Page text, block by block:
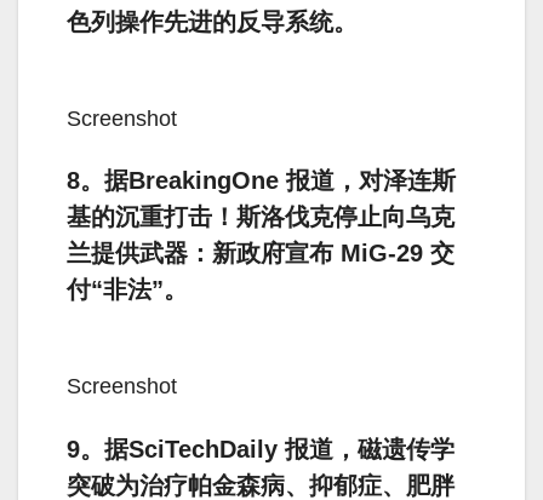
色列操作先进的反导系统。
Screenshot
8。据BreakingOne 报道，对泽连斯
基的沉重打击！斯洛伐克停止向乌克
兰提供武器：新政府宣布 MiG-29 交
付“非法”。
Screenshot
9。据SciTechDaily 报道，磁遗传学
突破为治疗帕金森病、抑郁症、肥胖